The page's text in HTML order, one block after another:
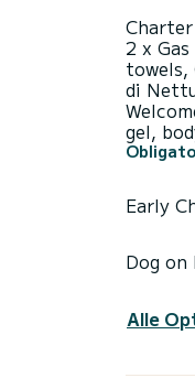
2 x
towels,
di
gel,
Early
Dog on
Alle